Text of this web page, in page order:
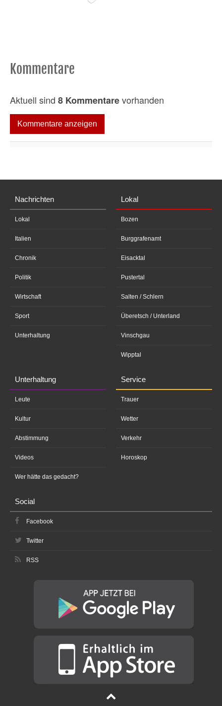
Kommentare
Aktuell sind 8 Kommentarevorhanden
Kommentare anzeigen
Nachrichten
Lokal
Italien
Chronik
Politik
Wirtschaft
Sport
Unterhaltung
Lokal
Bozen
Burggrafenamt
Eisacktal
Pustertal
Salten / Schlern
Überetsch / Unterland
Vinschgau
Wipptal
Unterhaltung
Leute
Kultur
Abstimmung
Videos
Wer hätte das gedacht?
Service
Trauer
Wetter
Verkehr
Horoskop
Social
Facebook
Twitter
RSS